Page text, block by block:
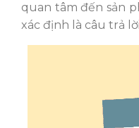
quan tâm đến sản
xác định là câu trả